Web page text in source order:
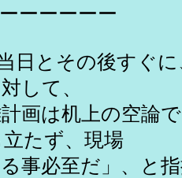
ーーーーー
日とその後すぐ
して、
は机上の空論で
たず、現場
必至だ」、と指